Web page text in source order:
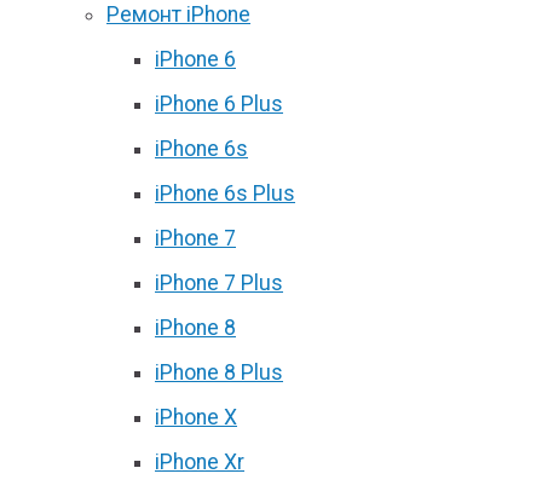
Ремонт iPhone
iPhone 6
iPhone 6 Plus
iPhone 6s
iPhone 6s Plus
iPhone 7
iPhone 7 Plus
iPhone 8
iPhone 8 Plus
iPhone X
iPhone Xr